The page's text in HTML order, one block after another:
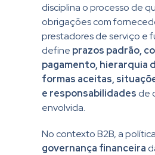
disciplina o processo de
obrigações com
prestadores de serviço e
define prazos padrão,
pagamento, hierarquia
formas aceitas,
e responsabilidades de
envolvida.
No contexto B2B, a
governança financeira